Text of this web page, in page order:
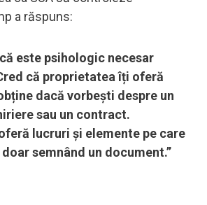
a răspuns:
este psihologic necesar
că proprietatea îți oferă
dacă vorbești despre un
sau un contract.
lucruri și elemente pe care
semnând un document.”